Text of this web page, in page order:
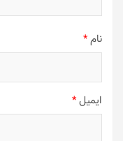
نام*
ایمیل*